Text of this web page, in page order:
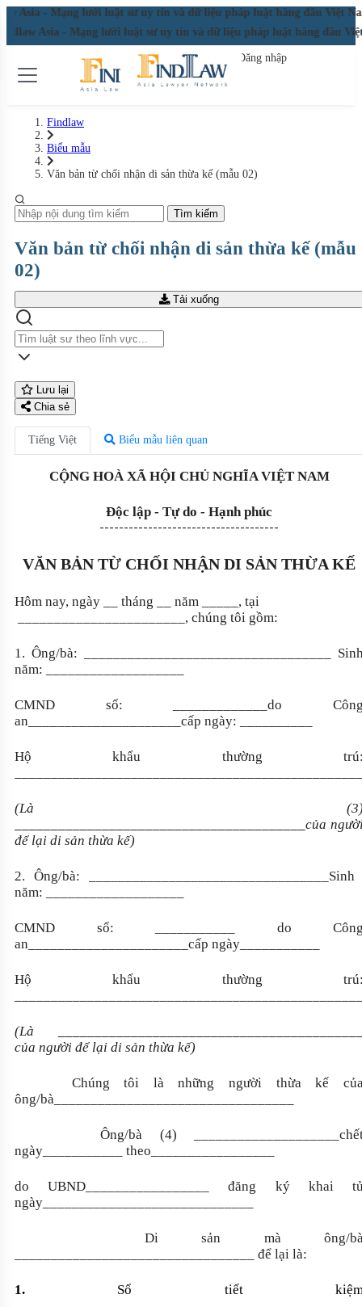
Asia - Mạng lưới luật sư uy tín và dữ liệu pháp luật hàng đầu Việt
Asia - Mạng lưới luật sư uy tín và dữ liệu pháp luật hàng đầu
Đăng nhập
Findlaw
Biểu mẫu
Văn bản từ chối nhận di sản thừa kế (mẫu 02)
Tìm kiếm
Văn bản từ chối nhận di sản thừa kế (mẫu
02)
Tải xuống
Lưu lại
Chia sẻ
Tiếng Việt Biểu mẫu liên quan
CỘNG HOÀ XÃ HỘI CHỦ NGHĨA VIỆT NAM
Độc lập - Tự do - Hạnh phúc
-------------------------------------
VĂN BẢN TỪ CHỐI NHẬN DI SẢN THỪA KẾ
Hôm nay, ngày __ tháng __ năm _____, tại
_______________________, chúng tôi gồm:
1. Ông/bà: __________________________________
năm: ___________________
CMND số: _____________do
an_____________________cấp ngày: __________
Hộ khẩu thường
(Là
của
để lại di sản thừa kế)
2. Ông/bà: _________________________________Sinh
năm: ___________________
CMND số: ___________ do
an______________________cấp ngày___________
Hộ khẩu thường
(Là
của người để lại di sản thừa kế)
Chúng tôi là những người thừa kế
ông/bà_________________________________
Ông/bà (4)
ngày___________ theo_________________
do UBND_________________ đăng ký khai
ngày_____________________________
Di sản mà ông/
_________________________________ để lại là:
1. Sổ tiết